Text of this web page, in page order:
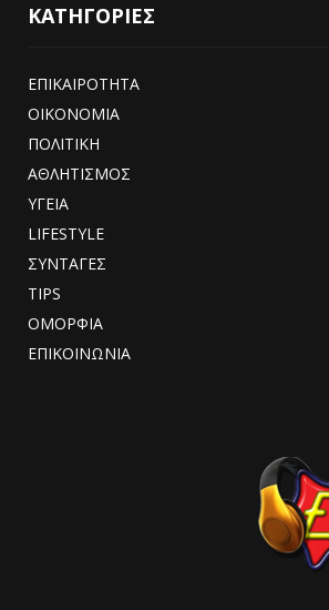
ΚΑΤΗΓΟΡΙΕΣ
ΕΠΙΚΑΙΡΟΤΗΤΑ
ΟΙΚΟΝΟΜΙΑ
ΠΟΛΙΤΙΚΗ
ΑΘΛΗΤΙΣΜΟΣ
ΥΓΕΙΑ
LIFESTYLE
ΣΥΝΤΑΓΕΣ
TIPS
ΟΜΟΡΦΙΑ
ΕΠΙΚΟΙΝΩΝΙΑ